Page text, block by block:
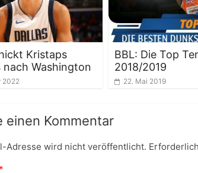
Kristaps
nach Washington
2022
BBL: Die Top
2018/2019
22. Mai 2019
einen Kommentar
Adresse wird nicht veröffentlicht.
*